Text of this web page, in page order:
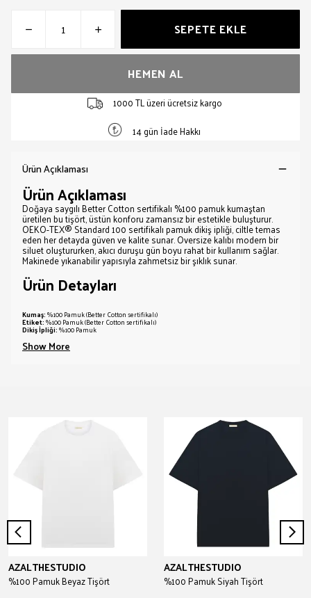
SEPETE EKLE
HEMEN AL
1000 TL üzeri ücretsiz kargo
14 gün İade Hakkı
Ürün Açıklaması
Ürün Açıklaması
Doğaya saygılı Better Cotton sertifikalı %100 pamuk kumaştan
üretilen bu tişört, üstün konforu zamansız bir estetikle buluşturur.
OEKO-TEX® Standard 100 sertifikalı pamuk dikiş ipliği, ciltle temas
eden her detayda güven ve kalite sunar. Oversize kalıbı modern bir
siluet oluştururken, akıcı duruşu gün boyu rahat bir kullanım sağlar.
Makinede yıkanabilir yapısıyla zahmetsiz bir şıklık sunar.
Ürün Detayları
Kumaş:%100 Pamuk (Better Cotton sertifikalı)
Etiket:%100 Pamuk (Better Cotton sertifikalı)
Dikiş İpliği:%100 Pamuk
Show More
AZALTHESTUDIO
%100 Pamuk Beyaz Tişört
AZALTHESTUDIO
%100 Pamuk Siyah Tişört